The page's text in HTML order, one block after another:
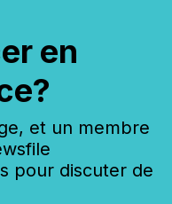
en
et un membre
pour discuter de